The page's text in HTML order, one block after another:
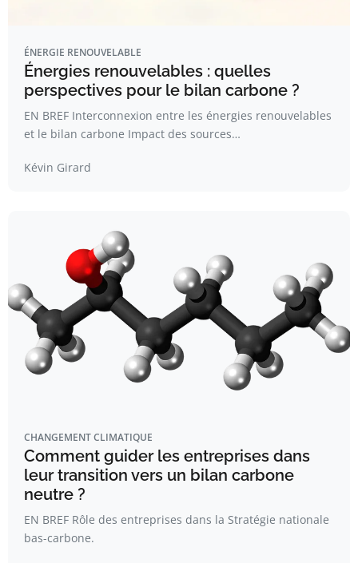
ÉNERGIE RENOUVELABLE
Énergies renouvelables : quelles
perspectives pour le bilan carbone ?
EN BREF Interconnexion entre les énergies renouvelables
et le bilan carbone Impact des sources…
Kévin Girard
CHANGEMENT CLIMATIQUE
Comment guider les entreprises dans
leur transition vers un bilan carbone
neutre ?
EN BREF Rôle des entreprises dans la Stratégie nationale
bas-carbone.